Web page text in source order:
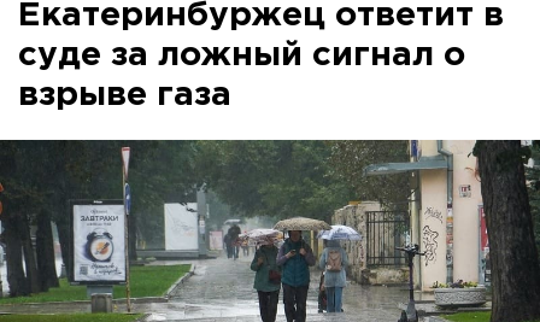
Екатеринбуржец ответит в
суде за ложный сигнал о
взрыве газа